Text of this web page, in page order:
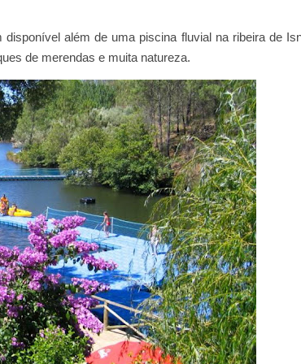
além de uma piscina fluvial na ribeira de
de merendas e muita natureza.